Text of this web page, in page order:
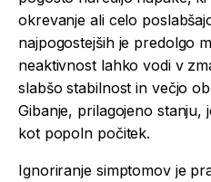
okrevanje ali celo
najpogostejših je predolgo
neaktivnost lahko vodi v
slabšo stabilnost in večjo
Gibanje, prilagojeno stanju,
kot popoln počitek.
Ignoriranje simptomov je